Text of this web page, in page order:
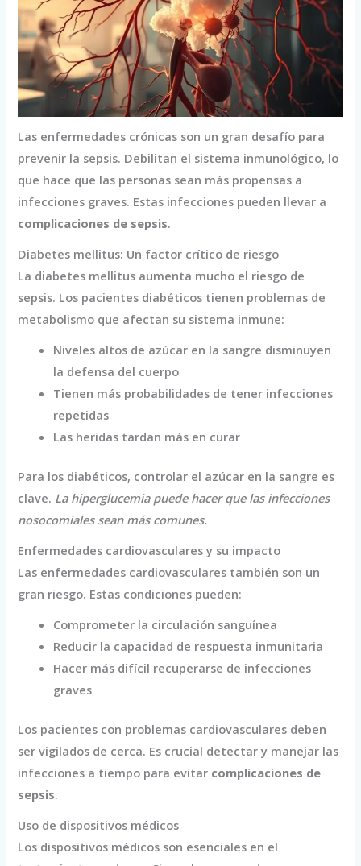
Las enfermedades crónicas son un gran desafío para
prevenir la sepsis. Debilitan el sistema inmunológico, lo
que hace que las personas sean más propensas a
infecciones graves. Estas infecciones pueden llevar a
complicaciones de sepsis.
Diabetes mellitus: Un factor crítico de riesgo
La diabetes mellitus aumenta mucho el riesgo de
sepsis. Los pacientes diabéticos tienen problemas de
metabolismo que afectan su sistema inmune:
Niveles altos de azúcar en la sangre disminuyen
la defensa del cuerpo
Tienen más probabilidades de tener infecciones
repetidas
Las heridas tardan más en curar
Para los diabéticos, controlar el azúcar en la sangre es
clave. La hiperglucemia puede hacer que las infecciones
nosocomiales sean más comunes.
Enfermedades cardiovasculares y su impacto
Las enfermedades cardiovasculares también son un
gran riesgo. Estas condiciones pueden:
Comprometer la circulación sanguínea
Reducir la capacidad de respuesta inmunitaria
Hacer más difícil recuperarse de infecciones
graves
Los pacientes con problemas cardiovasculares deben
ser vigilados de cerca. Es crucial detectar y manejar las
infecciones a tiempo para evitar complicaciones de
sepsis.
Uso de dispositivos médicos
Los dispositivos médicos son esenciales en el